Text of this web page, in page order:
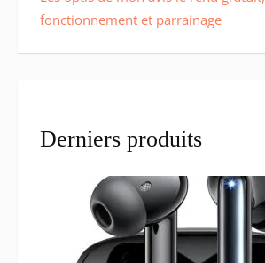
fonctionnement et parrainage
Derniers produits